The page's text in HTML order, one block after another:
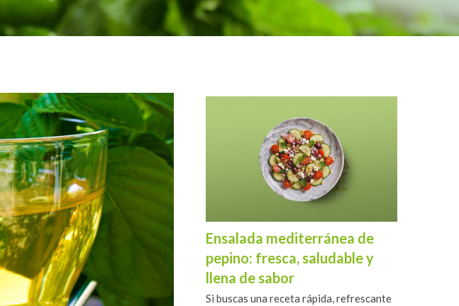
Ensalada mediterránea de
pepino: fresca, saludable y
llena de sabor
Si buscas una receta rápida, refrescante